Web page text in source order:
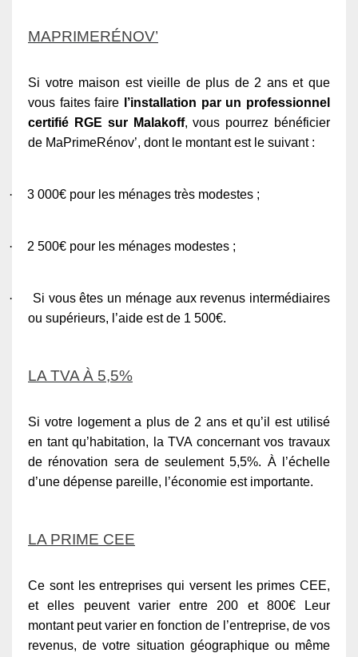
MAPRIMERÉNOV’
Si votre maison est vieille de plus de 2 ans et que
vous faites faire
l’installation par un professionnel
certifié RGE sur Malakoff, vous pourrez bénéficier
de MaPrimeRénov’, dont le montant est le suivant :
· 3 000€ pour les ménages très modestes ;
· 2 500€ pour les ménages modestes ;
·
Si vous êtes un ménage aux revenus intermédiaires
ou supérieurs, l’aide est de 1 500€.
LA TVA À 5,5%
Si votre logement a plus de 2 ans et qu’il est utilisé
en tant qu’habitation, la TVA concernant vos travaux
de rénovation sera de seulement 5,5%. À l’échelle
d’une dépense pareille, l’économie est importante.
LA PRIME CEE
Ce sont les entreprises qui versent les primes CEE,
et elles peuvent varier entre 200 et 800€ Leur
montant peut varier en fonction de l’entreprise, de vos
revenus, de votre situation géographique ou même